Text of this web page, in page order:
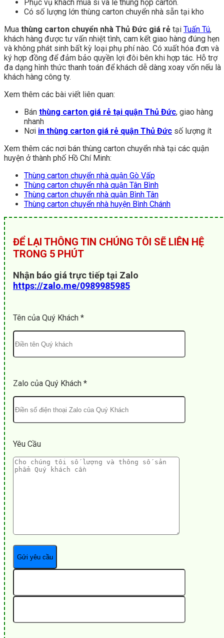
Phục vụ khách mua sỉ và lẻ thùng hộp carton.
Có số lượng lớn thùng carton chuyển nhà sẵn tại kho
Mua thùng carton chuyển nhà Thủ Đức giá rẻ tại Tuấn Tú,
khách hàng được tư vấn nhiệt tình, cam kết giao hàng đúng hẹn
và không phát sinh bất kỳ loại phụ phí nào. Có xuất hóa đơn và
ký hợp đồng để đảm bảo quyền lợi đôi bên khi hợp tác. Hỗ trợ
đa dạng hình thức thanh toán để khách dễ dàng xoay vốn nếu là
khách hàng công ty.
Xem thêm các bài viết liên quan:
Bán thùng carton giá rẻ tại quận Thủ Đức, giao hàng
nhanh
Nơi in thùng carton giá rẻ quận Thủ Đức số lượng ít
Xem thêm các nơi bán thùng carton chuyển nhà tại các quận
huyện ở thành phố Hồ Chí Minh:
Thùng carton chuyển nhà quận Gò Vấp
Thùng carton chuyển nhà quận Tân Bình
Thùng carton chuyển nhà quận Bình Tân
Thùng carton chuyển nhà huyện Bình Chánh
ĐỂ LẠI THÔNG TIN CHÚNG TÔI SẼ LIÊN HỆ
TRONG 5 PHÚT
Nhận báo giá trực tiếp tại Zalo
https://zalo.me/0989985985
Tên của Quý Khách *
Zalo của Quý Khách *
Yêu Cầu